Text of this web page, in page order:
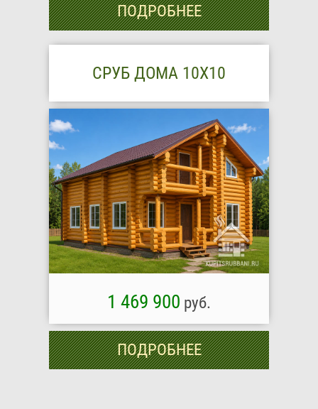
ПОДРОБНЕЕ
СРУБ ДОМА 10Х10
1 469 900 руб.
ПОДРОБНЕЕ